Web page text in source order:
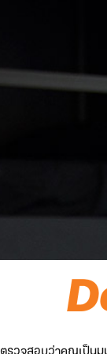
ตรวจสอบว่าคุณเป็นม